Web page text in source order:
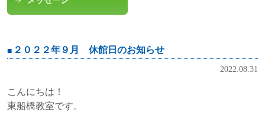
２０２２年９月 休館日のお知らせ
2022.08.31
こんにちは！
東船橋教室です。